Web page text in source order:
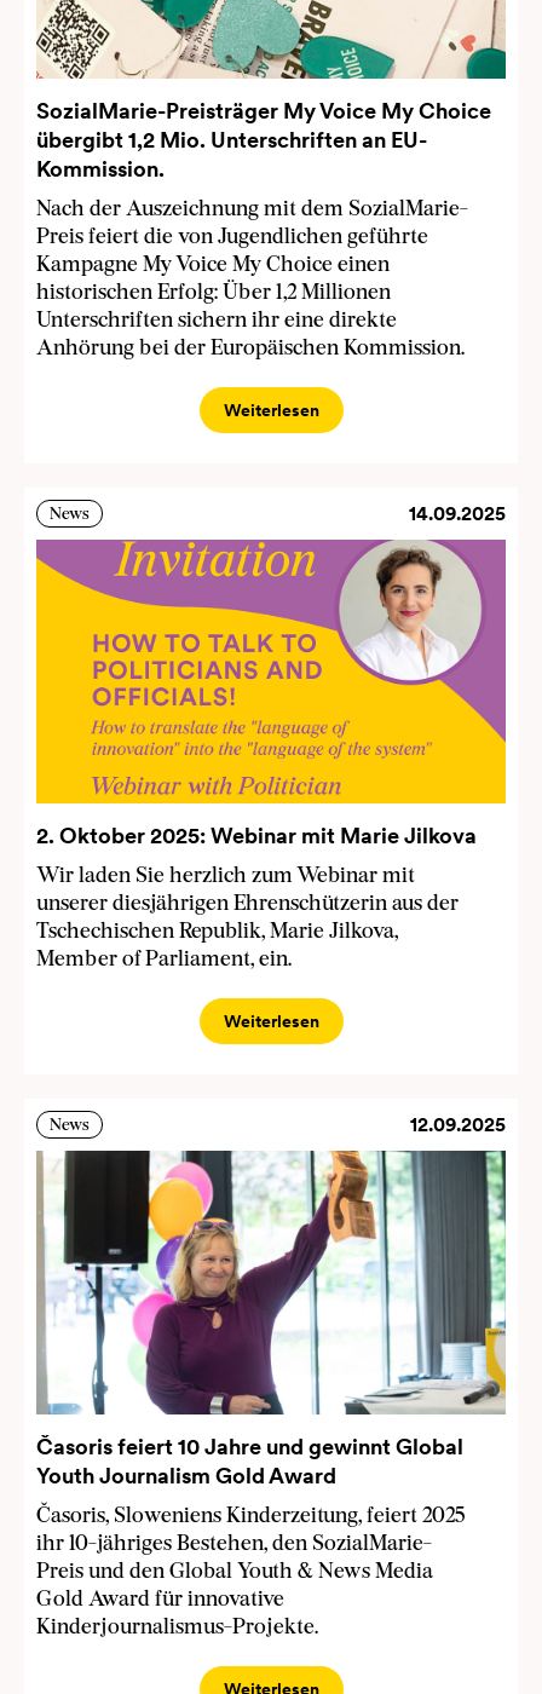
SozialMarie-Preisträger My Voice My Choice
übergibt 1,2 Mio. Unterschriften an EU-
Kommission.
Nach der Auszeichnung mit dem SozialMarie-
Preis feiert die von Jugendlichen geführte
Kampagne My Voice My Choice einen
historischen Erfolg: Über 1,2 Millionen
Unterschriften sichern ihr eine direkte
Anhörung bei der Europäischen Kommission.
Weiterlesen
News 14.09.2025
2. Oktober 2025: Webinar mit Marie Jilkova
Wir laden Sie herzlich zum Webinar mit
unserer diesjährigen Ehrenschützerin aus der
Tschechischen Republik, Marie Jilkova,
Member of Parliament, ein.
Weiterlesen
News 12.09.2025
Časoris feiert 10 Jahre und gewinnt Global
Youth Journalism Gold Award
Časoris, Sloweniens Kinderzeitung, feiert 2025
ihr 10-jähriges Bestehen, den SozialMarie-
Preis und den Global Youth & News Media
Gold Award für innovative
Kinderjournalismus-Projekte.
Weiterlesen